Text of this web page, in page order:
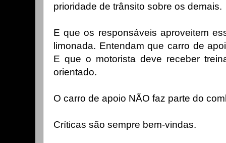
prioridade de trânsito sobre os demais.
E que os responsáveis aproveitem
limonada. Entendam que carro de
E que o motorista deve receber
orientado.
O carro de apoio NÃO faz parte do
Críticas são sempre bem-vindas.